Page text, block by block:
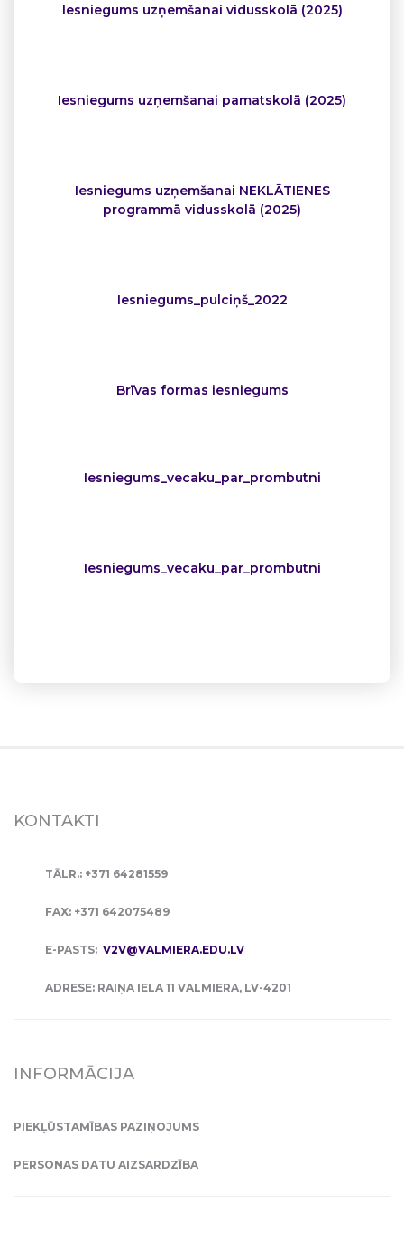
Iesniegums uzņemšanai vidusskolā (2025)
Iesniegums uzņemšanai pamatskolā (2025)
Iesniegums uzņemšanai NEKLĀTIENES
programmā vidusskolā (2025)
Iesniegums_pulciņš_2022
Brīvas formas iesniegums
Iesniegums_vecaku_par_prombutni
Iesniegums_vecaku_par_prombutni
KONTAKTI
TĀLR.: +371 64281559
FAX: +371 642075489
E-PASTS: V2V@VALMIERA.EDU.LV
ADRESE: RAIŅA IELA 11 VALMIERA, LV-4201
INFORMĀCIJA
PIEKĻŪSTAMĪBAS PAZIŅOJUMS
PERSONAS DATU AIZSARDZĪBA